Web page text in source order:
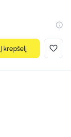
Į krepšelį